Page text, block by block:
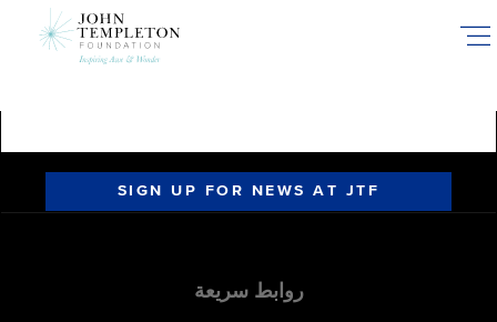
SIGN UP FOR NEWS AT JTF
روابط سريعة